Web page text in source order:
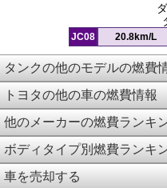
JC08 20.8km/L
タンクの他のモデルの燃費
トヨタの他の車の燃費情報
他のメーカーの燃費ランキ
ボディタイプ別燃費ランキ
車を売却する